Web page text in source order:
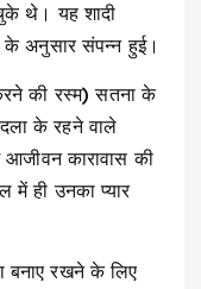
थे। यह शादी
के अनुसार संपन्न हुई।
की रस्म) सतना के
के रहने वाले
कारावास की
में ही उनका प्यार
बनाए रखने के लिए